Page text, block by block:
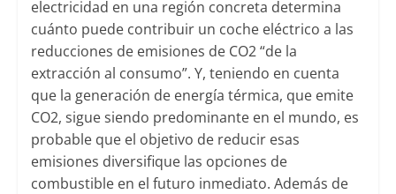
electricidad en una región concreta determina
cuánto puede contribuir un coche eléctrico a las
reducciones de emisiones de CO2 “de la
extracción al consumo”. Y, teniendo en cuenta
que la generación de energía térmica, que emite
CO2, sigue siendo predominante en el mundo, es
probable que el objetivo de reducir esas
emisiones diversifique las opciones de
combustible en el futuro inmediato. Además de